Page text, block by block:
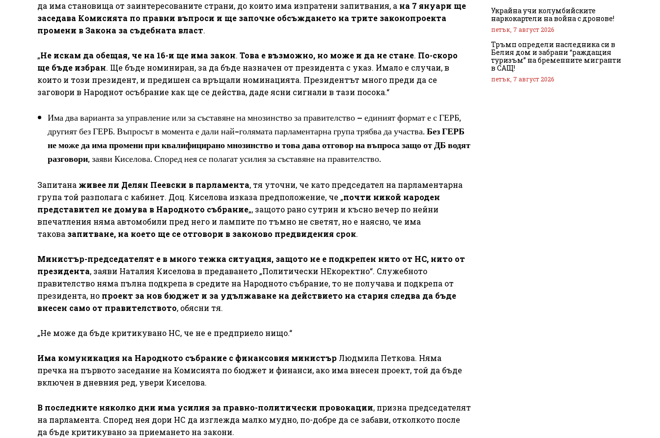
да има становища от заинтересованите страни, до които има изпратени запитвания, а на 7 януари ще
заседава Комисията по правни въпроси и ще започне обсъждането на трите законопроекта
промени в Закона за съдебната власт.
„Не искам да обещая, че на 16-и ще има закон. Това е възможно, но може и да не стане. По-скоро
ще бъде избран. Ще бъде номиниран, за да бъде назначен от президента с указ. Имало е случаи, в
които и този президент, и предишен са връщали номинацията. Президентът много преди да се
заговори в Народнот осъбрание как ще се действа, даде ясни сигнали в тази посока.“
Има два варианта за управление или за съставяне на мнозинство за правителство – единият формат е с ГЕРБ,
другият без ГЕРБ. Въпросът в момента е дали най-голямата парламентарна група трябва да участва.Без ГЕРБ
не може да има промени при квалифицирано мнозинство и това дава отговор на въпроса защо от ДБ водят
разговори, заяви Киселова. Според нея се полагат усилия за съставяне на правителство.
Запитана живее ли Делян Пеевски в парламента, тя уточни, че като председател на парламентарна
група той разполага с кабинет. Доц. Киселова изказа предположение, че „почти никой народен
представител не домува в Народното събрание„, защото рано сутрин и късно вечер по нейни
впечатления няма автомобили пред него и лампите по тъмно не светят, но е наясно, че има
такова запитване, на което ще се отговори в законово предвидения срок.
Министър-председателят е в много тежка ситуация, защото не е подкрепен нито от НС, нито от
президента, заяви Наталия Киселова в предаването „Политически НЕкоректно“. Служебното
правителство няма пълна подкрепа в средите на Народното събрание, то не получава и подкрепа от
президента, но проект за нов бюджет и за удължаване на действието на стария следва да бъде
внесен само от правителството, обясни тя.
„Не може да бъде критикувано НС, че не е предприело нищо.“
Има комуникация на Народното събрание с финансовия министър Людмила Петкова. Няма
пречка на първото заседание на Комисията по бюджет и финанси, ако има внесен проект, той да бъде
включен в дневния ред, увери Киселова.
В последните няколко дни има усилия за правно-политически провокации, призна председателят
на парламента. Според нея дори НС да изглежда малко мудно, по-добре да се забави, отколкото после
да бъде критикувано за приемането на закони.
Украйна учи колумбийските
наркокартели на война с дронове!
петък, 7 август 2026
Тръмп определи наследника си в
Белия дом и забрани “раждащия
туризъм” на бременните мигранти
в САЩ!
петък, 7 август 2026